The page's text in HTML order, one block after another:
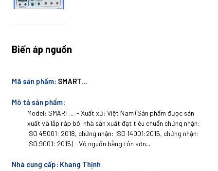
Biến áp nguồn
Mã sản phẩm: SMART...
Mô tả sản phẩm:
Model: SMART.... - Xuất xứ: Việt Nam (Sản phẩm được sản
xuất và lắp ráp bởi nhà sản xuất đạt tiêu chuẩn chứng nhận:
ISO 45001: 2018, chứng nhận: ISO 14001:2015, chứng nhận:
ISO 9001: 2015) - Vỏ nguồn bằng tôn sơn...
Nhà cung cấp: Khang Thịnh